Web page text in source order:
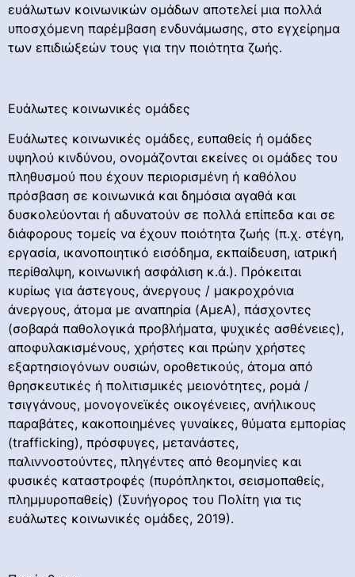
ευάλωτων κοινωνικών ομάδων αποτελεί μια πολλά
υποσχόμενη παρέμβαση ενδυνάμωσης, στο εγχείρημα
των επιδιώξεών τους για την ποιότητα ζωής.
Ευάλωτες κοινωνικές ομάδες
Ευάλωτες κοινωνικές ομάδες, ευπαθείς ή ομάδες
υψηλού κινδύνου, ονομάζονται εκείνες οι ομάδες του
πληθυσμού που έχουν περιορισμένη ή καθόλου
πρόσβαση σε κοινωνικά και δημόσια αγαθά και
δυσκολεύονται ή αδυνατούν σε πολλά επίπεδα και σε
διάφορους τομείς να έχουν ποιότητα ζωής (π.χ. στέγη,
εργασία, ικανοποιητικό εισόδημα, εκπαίδευση, ιατρική
περίθαλψη, κοινωνική ασφάλιση κ.ά.). Πρόκειται
κυρίως για άστεγους, άνεργους / μακροχρόνια
άνεργους, άτομα με αναπηρία (ΑμεΑ), πάσχοντες
(σοβαρά παθολογικά προβλήματα, ψυχικές ασθένειες),
αποφυλακισμένους, χρήστες και πρώην χρήστες
εξαρτησιογόνων ουσιών, οροθετικούς, άτομα από
θρησκευτικές ή πολιτισμικές μειονότητες, ρομά /
τσιγγάνους, μονογονεϊκές οικογένειες, ανήλικους
παραβάτες, κακοποιημένες γυναίκες, θύματα εμπορίας
(trafficking), πρόσφυγες, μετανάστες,
παλιννοστούντες, πληγέντες από θεομηνίες και
φυσικές καταστροφές (πυρόπληκτοι, σεισμοπαθείς,
πλημμυροπαθείς) (Συνήγορος του Πολίτη για τις
ευάλωτες κοινωνικές ομάδες, 2019).